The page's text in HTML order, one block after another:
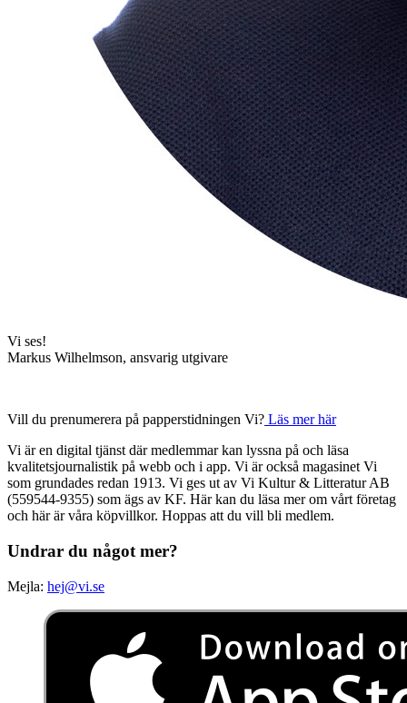
Vi ses!
Markus Wilhelmson, ansvarig utgivare
Vill du prenumerera på papperstidningen Vi? Läs mer här
Vi är en digital tjänst där medlemmar kan lyssna på och läsa
kvalitetsjournalistik på webb och i app. Vi är också magasinet Vi
som grundades redan 1913. Vi ges ut av Vi Kultur & Litteratur AB
(559544-9355) som ägs av KF. Här kan du läsa mer om vårt företag
och här är våra köpvillkor. Hoppas att du vill bli medlem.
Undrar du något mer?
Mejla: hej@vi.se